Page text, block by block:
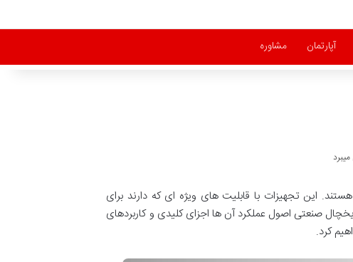
آپارتمان مشاوره
این تجهیزات با قابلیت های ویژه ای که دارند برای
صنعتی اصول عملکرد آن ها اجزای کلیدی و کاربردهای
کرد.